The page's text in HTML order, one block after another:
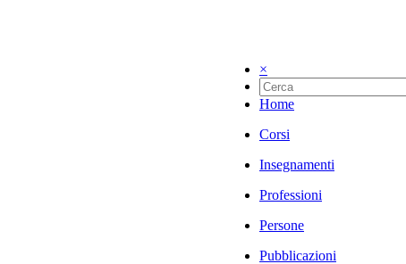
×
Home
Corsi
Insegnamenti
Professioni
Persone
Pubblicazioni